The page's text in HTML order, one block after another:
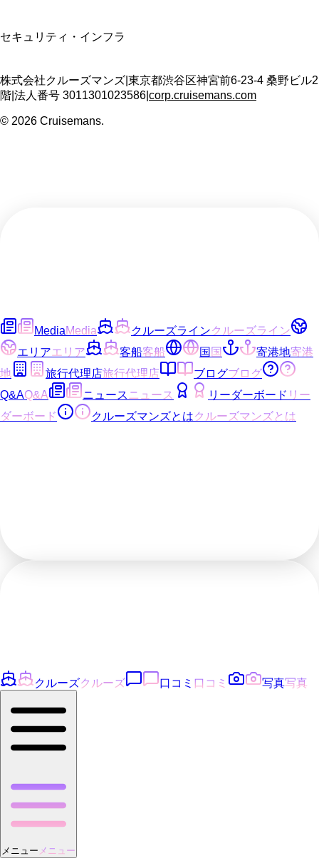
セキュリティ・インフラ
株式会社クルーズマンズ 東京都渋谷区神宮前6-23-4 桑野ビル2
階 法人番号 3011301023586 corp.cruisemans.com
© 2026 Cruisemans.
MediaMedia クルーズラインクルーズライン
エリアエリア 客船客船 国国 寄港地寄港
地
旅行代理店旅行代理店 ブログブログ
Q&AQ&A ニュース ニュース リーダーボード リー
ダーボード
クルーズマンズとはクルーズマンズとは
クルーズクルーズ 口コミ 口コミ 写真写真
メニュー メニュー